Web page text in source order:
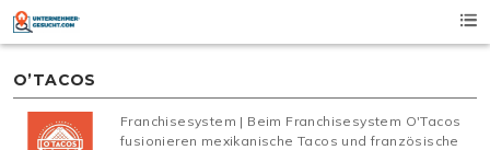
Skip
content
O’TACOS
Franchisesystem | Beim Franchisesystem O'Tacos
fusionieren mexikanische Tacos und französische